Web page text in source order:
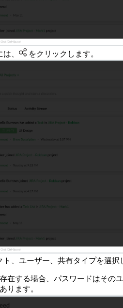
、 をクリックします。
、ユーザー、共有タイプを選択
在する場合、パスワードはその
ります。